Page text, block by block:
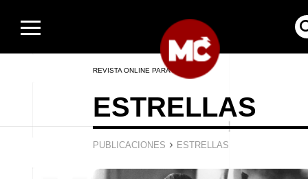
REVISTA ONLINE PARA HOMBRES
ESTRELLAS
PUBLICACIONES › ESTRELLAS